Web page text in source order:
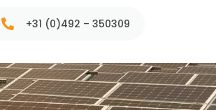
+31 (0)492 – 350309